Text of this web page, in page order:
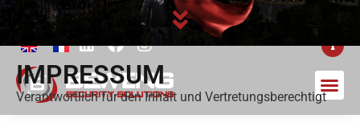
24/7 NOTFALLDIENST +352 49 27 62-500
IMPRESSUM
Verantwortlich für den Inhalt und Vertretungsberechtigt